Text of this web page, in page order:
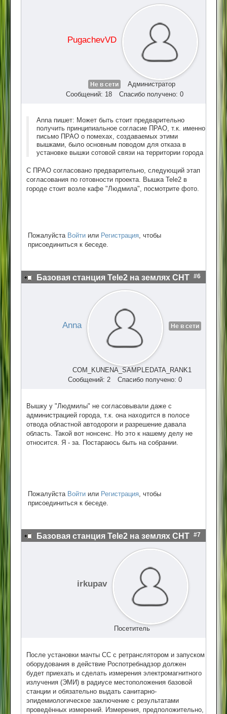
PugachevVD
Не в сети
Администратор
Сообщений: 18
Спасибо получено: 0
Anna пишет: Может быть стоит предварительно
получить принципиальное согласие ПРАО, т.к. именно
письмо ПРАО о помехах, создаваемых этими
вышками, было основным поводом для отказа в
установке вышки сотовой связи на территории города
С ПРАО согласовано предварительно, следующий этап
согласования по готовности проекта. Вышка Tele2 в
городе стоит возле кафе "Людмила", посмотрите фото.
Пожалуйста Войти или Регистрация , чтобы
присоединиться к беседе.
Базовая станция Tele2 на землях СНТ #6
Anna Не в сети
COM_KUNENA_SAMPLEDATA_RANK1
Сообщений: 2
Спасибо получено: 0
Вышку у "Людмилы" не согласовывали даже с
администрацией города, т.к. она находится в полосе
отвода областной автодороги и разрешение давала
область. Такой вот нонсенс. Но это к нашему делу не
относится. Я - за. Постараюсь быть на собрании.
Пожалуйста Войти или Регистрация, чтобы
присоединиться к беседе.
Базовая станция Tele2 на землях СНТ #7
irkupav
Посетитель
После установки мачты СС с ретранслятором и запуском
оборудования в действие Роспотребнадзор должен
будет приехать и сделать измерения электромагнитного
излучения (ЭМИ) в радиусе местоположения базовой
станции и обязательно выдать санитарно-
эпидемиологическое заключение с результатами
проведённых измерений. Измерения, предположительно,